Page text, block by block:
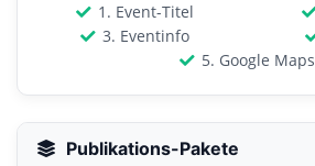
1. Event-Titel
3. Eventinfo
5. Google Maps
Publikations-Pakete